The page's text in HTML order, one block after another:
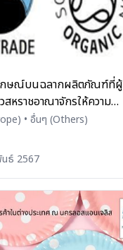
ษณ์บนฉลากผลิตภัณฑ์ที่ผู้
สหราชอาณาจักรให้ความ
• อื่นๆ (Others)
ธ์ 2567